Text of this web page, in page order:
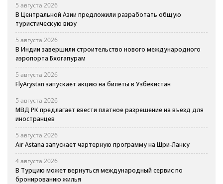
5 августа 2026
В Центральной Азии предложили разработать общую
туристическую визу
5 августа 2026
В Индии завершили строительство нового международного
аэропорта Бхогапурам
5 августа 2026
FlyArystan запускает акцию на билеты в Узбекистан
5 августа 2026
МВД РК предлагает ввести платное разрешение на въезд для
иностранцев
5 августа 2026
Air Astana запускает чартерную программу на Шри-Ланку
4 августа 2026
В Турцию может вернуться международный сервис по
бронированию жилья